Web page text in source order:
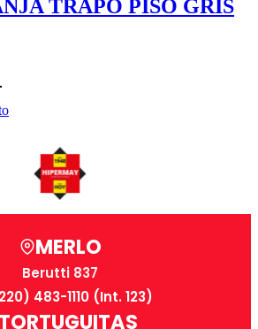
TRAPO PISO GRIS
MERLO
Berutti 837
483-1110 (Int. 123)
TORTUGUITAS